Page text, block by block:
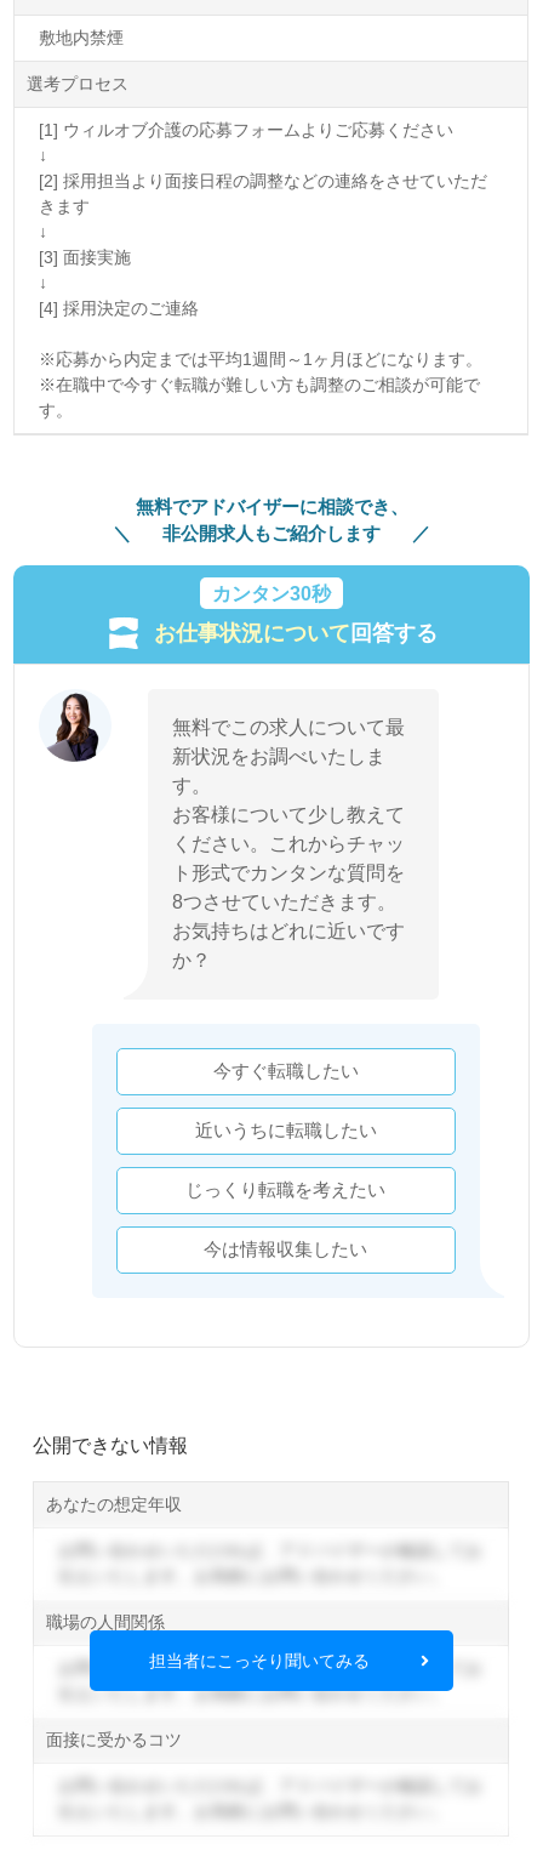
敷地内禁煙
選考プロセス
[1] ウィルオブ介護の応募フォームよりご応募ください
↓
[2] 採用担当より面接日程の調整などの連絡をさせていただ
きます
↓
[3] 面接実施
↓
[4] 採用決定のご連絡
※応募から内定までは平均1週間～1ヶ月ほどになります。
※在職中で今すぐ転職が難しい方も調整のご相談が可能で
す。
無料でアドバイザーに相談でき、
非公開求人もご紹介します
カンタン30秒
お仕事状況について回答する
無料でこの求人について最
新状況をお調べいたしま
す。
お客様について少し教えて
ください。これからチャッ
ト形式でカンタンな質問を
8つさせていただきます。
お気持ちはどれに近いです
か？
今すぐ転職したい
近いうちに転職したい
じっくり転職を考えたい
今は情報収集したい
公開できない情報
あなたの想定年収
職場の人間関係
お問い合わせいただければ、アドバイザーが確認してお
伝えいたします。お気軽にお問い合わせください。
面接に受かるコツ
担当者にこっそり聞いてみる